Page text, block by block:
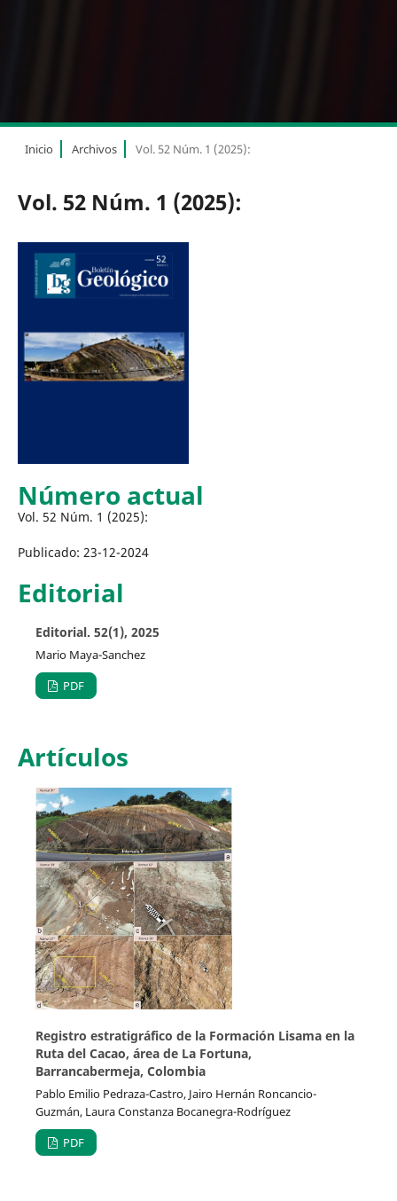
Inicio Archivos Vol. 52 Núm. 1 (2025):
Vol. 52 Núm. 1 (2025):
Número actual
Vol. 52 Núm. 1 (2025):
Publicado: 23-12-2024
Editorial
Editorial. 52(1), 2025
Mario Maya-Sanchez
PDF
Artículos
Registro estratigráfico de la Formación Lisama en la
Ruta del Cacao, área de La Fortuna,
Barrancabermeja, Colombia
Pablo Emilio Pedraza-Castro, Jairo Hernán Roncancio-
Guzmán, Laura Constanza Bocanegra-Rodríguez
PDF